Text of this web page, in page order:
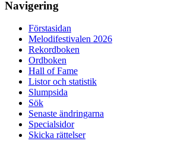
Navigering
Förstasidan
Melodifestivalen 2026
Rekordboken
Ordboken
Hall of Fame
Listor och statistik
Slumpsida
Sök
Senaste ändringarna
Specialsidor
Skicka rättelser